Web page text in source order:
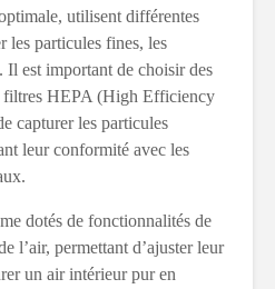
utilisent différentes
les particules fines, les
Il est important de choisir des
filtres HEPA (High Efficiency
capturer les particules
leur conformité avec les
dotés de fonctionnalités de
l’air, permettant d’ajuster leur
un air intérieur pur en